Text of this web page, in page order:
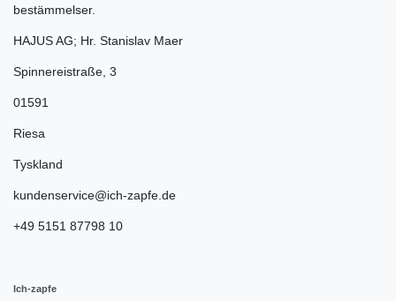
bestämmelser.
HAJUS AG; Hr. Stanislav Maer
Spinnereistraße 3
01591
Riesa
Tyskland
kundenservice@ich-zapfe.de
+49 5151 87798 10
Ich-zapfe